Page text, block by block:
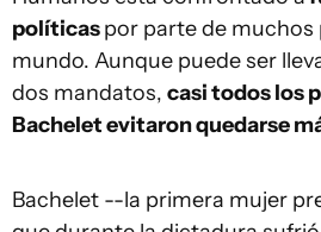
políticaspor parte de muchos
mundo. Aunque puede ser
dos mandatos, casi todos los
Bachelet evitaron quedarse
Bachelet --la primera mujer